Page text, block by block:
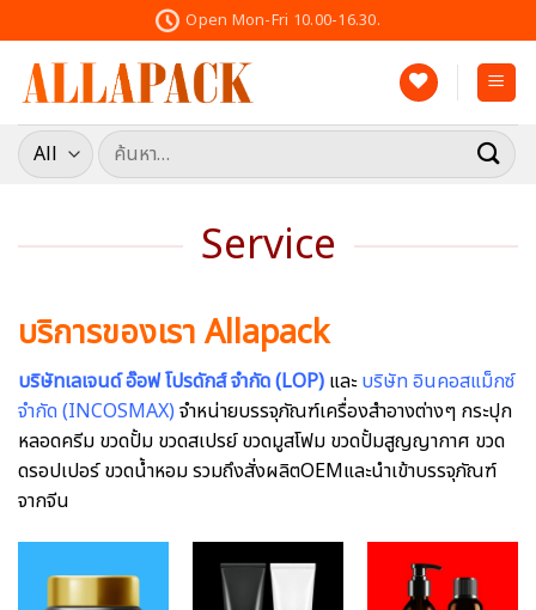
to
content
Open Mon-Fri 10.00-16.30.
ค้นหา:
Service
บริการของเรา Allapack
บริษัทเลเจนด์ อ๊อฟ โปรดักส์ จำกัด (LOP) และบริษัท อินคอสแม็กซ์
จำกัด (INCOSMAX) จำหน่ายบรรจุภัณฑ์เครื่องสำอางต่างๆ กระปุก
หลอดครีม ขวดปั้ม ขวดสเปรย์ ขวดมูสโฟม ขวดปั้มสูญญากาศ ขวด
ดรอปเปอร์ ขวดน้ำหอม รวมถึงสั่งผลิตOEMและนำเข้าบรรจุภัณฑ์
จากจีน